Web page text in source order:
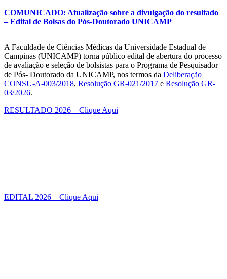
COMUNICADO: Atualização sobre a divulgação do resultado
– Edital de Bolsas do Pós-Doutorado UNICAMP
A Faculdade de Ciências Médicas da Universidade Estadual de
Campinas (UNICAMP) torna público edital de abertura do processo
de avaliação e seleção de bolsistas para o Programa de Pesquisador
de Pós- Doutorado da UNICAMP, nos termos da Deliberação
CONSU-A-003/2018, Resolução GR-021/2017 e Resolução GR-
03/2026.
RESULTADO 2026 – Clique Aqui
EDITAL 2026 – Clique Aqui